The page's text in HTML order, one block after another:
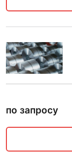
по запросу